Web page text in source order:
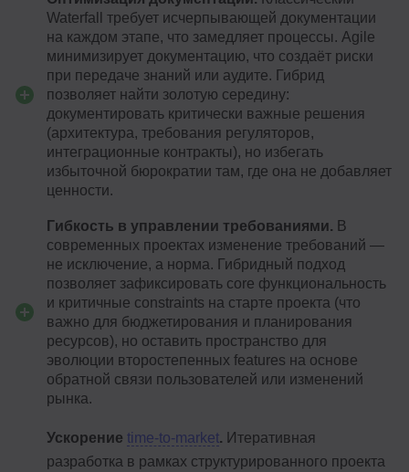
Waterfall требует исчерпывающей документации
на каждом этапе, что замедляет процессы. Agile
минимизирует документацию, что создаёт риски
при передаче знаний или аудите. Гибрид
позволяет найти золотую середину:
документировать критически важные решения
(архитектура, требования регуляторов,
интеграционные контракты), но избегать
избыточной бюрократии там, где она не добавляет
ценности.
Гибкость в управлении требованиями. В
современных проектах изменение требований —
не исключение, а норма. Гибридный подход
позволяет зафиксировать core функциональность
и критичные constraints на старте проекта (что
важно для бюджетирования и планирования
ресурсов), но оставить пространство для
эволюции второстепенных features на основе
обратной связи пользователей или изменений
рынка.
Ускорение time-to-market. Итеративная
разработка в рамках структурированного проекта